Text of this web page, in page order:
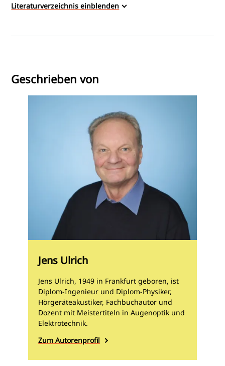
Literaturverzeichnis einblenden
Seeto, M., & Yeh, A. (2013). Outcomes of early- and late-
identified children at 3 years of age: Findings from a
Bagatto, M., Moodie, S., Brown, C., Malandrino, A.,
Richert, F., Clench, D., & Scollie, S. (2016). Prescribing
and verifying hearing aids applying the American
Academy of Audiology Pediatric Amplification
Guideline: protocols and outcomes from the Ontario
Infant Hearing Program. Journal of the American
Academy of Audiology, 27(3), 188-203.
Yoshinaga-Itano, C., & Sedey, A. (1998). Early speech
development in chil-dren who are deaf or hard of
hearing: Interrelationships with language and hearing.
Volta Review, 100(5).
McCreery, R. W., Walker, E. A., Spratford, M., Oleson, J.,
Bentler, R., Holte, L., & Roush, P. (2015). Speech
development questionnaires in children who are hard
of hearing. Ear and Hearing, 36(Suppl 1), 60S-75S.
Gross, M., Finckh-Krämer, U., & Spormann-Lagodzinski,
M. E. (1999). Deut-sches Zentralregister für kindliche
Hörstörungen: Bilanz nach den ersten zwei Jahren.
Deutsches Ärzteblatt, 96(29-30), A-1972.
Geschrieben von
Jens Ulrich
Jens Ulrich, 1949 in Frankfurt geboren, ist
Diplom-Ingenieur und Diplom-Physiker,
Hörgeräteakustiker, Fachbuchautor und
Dozent mit Meistertiteln in Augenoptik und
Elektrotechnik.
Zum Autorenprofil